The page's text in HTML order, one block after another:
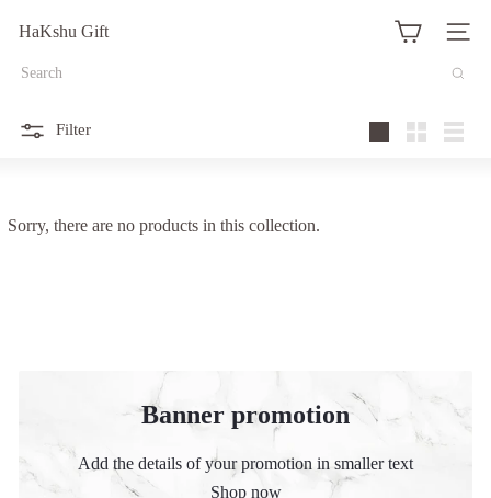
missing:
ja.actions.skip_to_content
HaKshu Gift Site
Search
Filter
Sorry, there are no products in this collection.
Banner promotion
Add the details of your promotion in smaller text
Shop now